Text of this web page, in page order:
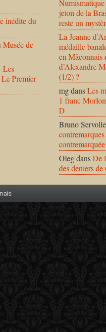
inédite du
de
Les
Premier
jeton de la
reste un
La Jeanne
médaille
en Mâconnais
d’Alexandre
(1/2) ?
mgdansLes
1 franc
D
Bruno Servolle
OlegdansDe
des deniers